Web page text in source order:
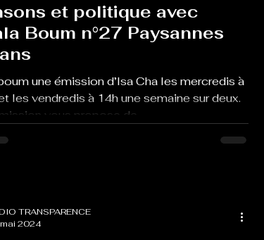
et politique avec
Boum n°27 Paysannes
une émission d’Isa Cha les mercredis à
les vendredis à 14h une semaine sur deux.
vous propose de...
TRANSPARENCE
2024